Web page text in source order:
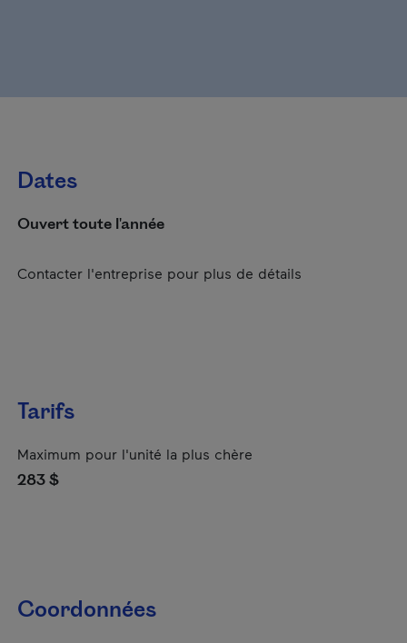
Dates
Ouvert toute l'année
Contacter l'entreprise pour plus de détails
Tarifs
Maximum pour l'unité la plus chère
283 $
Coordonnées